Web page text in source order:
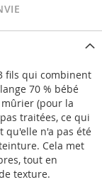
fils qui combinent
70 % bébé
(pour la
traitées, ce qui
qu'elle n'a pas été
Cela met
tout en
texture.